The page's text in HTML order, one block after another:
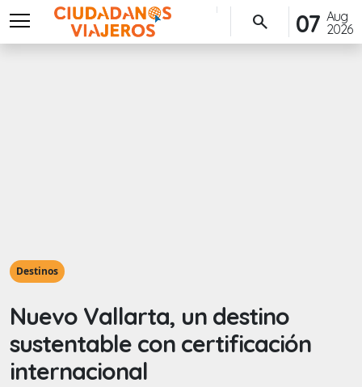
menu
Aug
2026
07
search
Destinos
Nuevo Vallarta, un destino
sustentable con certificación
internacional